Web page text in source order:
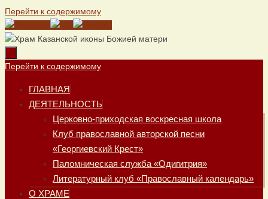
Перейти к содержимому
Перейти к содержимому
ГЛАВНАЯ
ДЕЯТЕЛЬНОСТЬ
Церковно-приходская воскресная школа
Клуб православной авторской песни
«Георгиевский Крест»
Паломническая служба «Одигитрия»
Литературный клуб «Православный календарь»
О ХРАМЕ